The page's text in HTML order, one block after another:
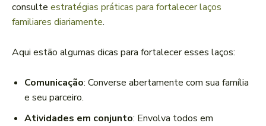
consulte estratégias práticas para fortalecer laços
familiares diariamente.
Aqui estão algumas dicas para fortalecer esses laços:
Comunicação: Converse abertamente com sua família
e seu parceiro.
Atividades em conjunto: Envolva todos em